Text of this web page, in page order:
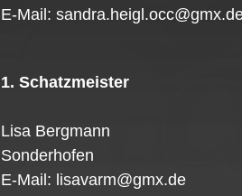
E-Mail:
1. Schatzmeister
Lisa Bergmann
Sonderhofen
E-Mail: lisavarm@gmx.de